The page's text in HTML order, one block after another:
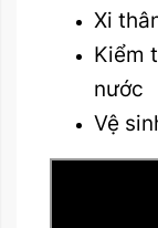
Xi
Kiểm
nước
Vệ